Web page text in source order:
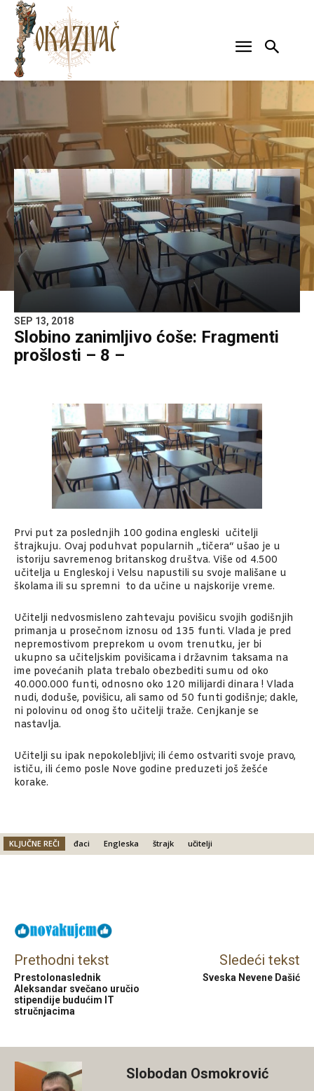
SEP 13, 2018
Slobino zanimljivo ćoše: Fragmenti
prošlosti – 8 –
Prvi put za poslednjih 100 godina engleski učitelji
štrajkuju. Ovaj poduhvat popularnih „tičera“ ušao je u
istoriju savremenog britanskog društva. Više od 4.500
učitelja u Engleskoj i Velsu napustili su svoje mališane u
školama ili su spremni to da učine u najskorije vreme.
Učitelji nedvosmisleno zahtevaju povišicu svojih godišnjih
primanja u prosečnom iznosu od 135 funti. Vlada je pred
nepremostivom preprekom u ovom trenutku, jer bi
ukupno sa učiteljskim povišicama i državnim taksama na
ime povećanih plata trebalo obezbediti sumu od oko
40.000.000 funti, odnosno oko 120 milijardi dinara ! Vlada
nudi, doduše, povišicu, ali samo od 50 funti godišnje; dakle,
ni polovinu od onog što učitelji traže. Cenjkanje se
nastavlja.
Učitelji su ipak nepokolebljivi; ili ćemo ostvariti svoje pravo,
ističu, ili ćemo posle Nove godine preduzeti još žešće
korake.
KLJUČNE REČI đaci Engleska štrajk učitelji
Prethodni tekst
Prestolonaslednik
Aleksandar svečano uručio
stipendije budućim IT
stručnjacima
Sledeći tekst
Sveska Nevene Dašić
Slobodan Osmokrović